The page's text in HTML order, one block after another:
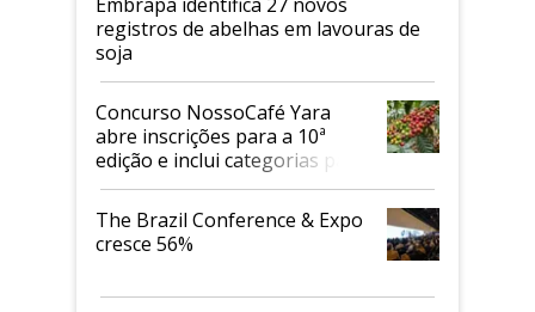
registros de abelhas em lavouras de
soja
Concurso NossoCafé Yara
abre inscrições para a 10ª
edição e inclui categorias para
cafés Canephora
The Brazil Conference & Expo
cresce 56%